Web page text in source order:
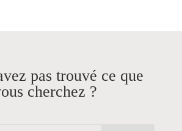
pas trouvé ce que
cherchez ?